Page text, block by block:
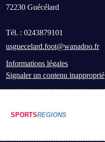
72230 Guécélard
Tél. : 0243879101
usguecelard.foot@wanadoo.fr
Informations légales
Signaler un contenu inapproprié
SPORTSREGIONS